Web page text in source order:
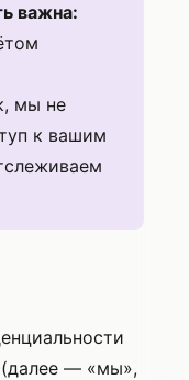
важна:
мы не
к вашим
(далее — «мы»,